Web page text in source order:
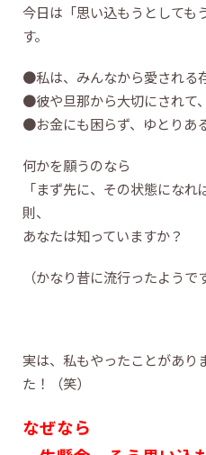
今日は「思い込もうとしても
す。
●私は、みんなから愛される
●彼や旦那から大切にされて
●お金にも困らず、ゆとり
何かを願うのなら
「まず先に、その状態にな
則、
あなたは知っていますか？
（かなり昔に流行ったようで
実は、私もやったことがあり
た！（笑）
なぜなら